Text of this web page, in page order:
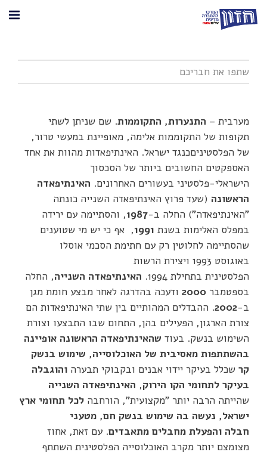
מערבית – התנערות, התקוממות. שם שניתן לשתי
תקופות של התקוממות אלימה, מאופיינת במעשי טרור,
של הפלסטיניםכנגד ישראל. האינתיפאדות מהוות את אחד
האספקטים החשובים ביותר של הסכסוך
הישראלי-פלסטיני בעשורים האחרונים. האינתיפאדה
הראשונה (שעד פרוץ האינתיפאדה השנייה כונתה
"האינתיפאדה") החלה ב-1987, והסתיימה עם ירידה
במפלס האלימות בשנת 1991, אף כי יש מי שטוענים
שהסתיימה לחלוטין רק עם חתימת הסכמי אוסלו
באוגוסט 1993 ויצירת הרשות
הפלסטינית בתחילת 1994.
האינתיפאדה השנייה, החלה
בספטמבר 2000 ודעכה בהדרגה לאחר מבצע חומת מגן
ב-2002. ההבדלים המהותיים בין שתי האינתיפאדות הם
צורת הארגון, הפעילים בהן, התחום שבו התבצעו וצורת
השימוש בנשק. בעוד שהאינתיפאדה הראשונה אופיינה
בהשתתפות מאסיבית של האוכלוסייה, שימוש בנשק
קר שכלל בעיקר יידוי אבנים ובקבוקי תבערה והוגבלה
בעיקר לתחומי הקו הירוק, האינתיפאדה השנייה
שהייתה הרבה יותר "מקצועית", הורחבה לכל תחומי ארץ
ישראל, נעשה בה שימוש בנשק חם, מטעני
חבלה והפעלת מחבלים מתאבדים. עם זאת, אחוז
מצומצם יותר מקרב האוכלוסייה הפלסטינית השתתף